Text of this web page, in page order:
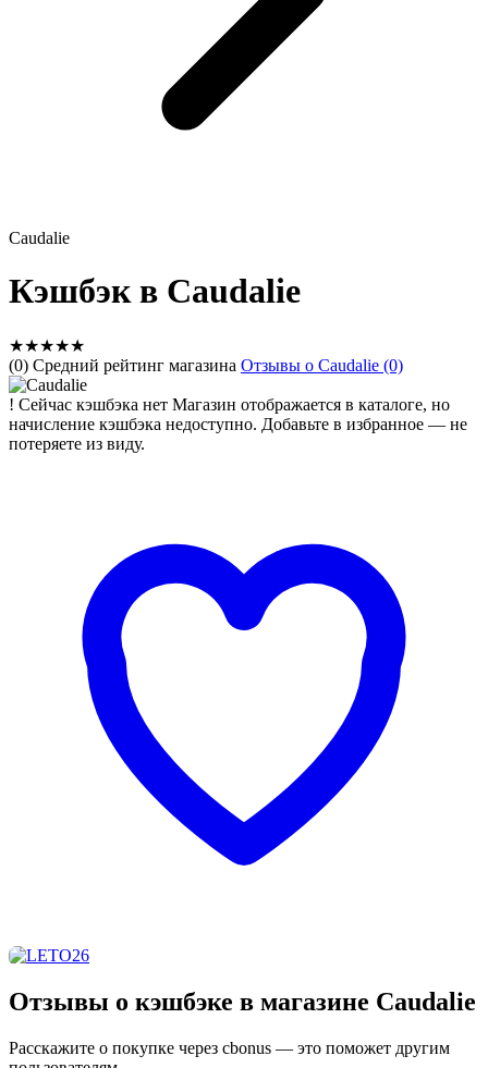
Caudalie
Кэшбэк в Caudalie
★★★★★
(0) Средний рейтинг магазина Отзывы о Caudalie (0)
! Сейчас кэшбэка нет Магазин отображается в каталоге, но
начисление кэшбэка недоступно. Добавьте в избранное — не
потеряете из виду.
Отзывы о кэшбэке в магазине Caudalie
Расскажите о покупке через cbonus — это поможет другим